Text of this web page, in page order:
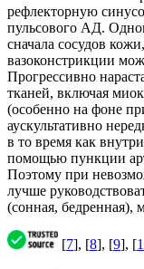
рефлекторную
пульсового АД.
сначала сосудов
вазоконстрикции
Прогрессивно
тканей, включая
(особенно на фоне
аускультативно
в то время как
помощью пункции
Поэтому при
лучше
(сонная, бедренная),
[7], [8], [9], [